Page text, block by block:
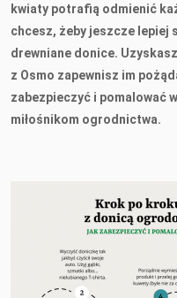
kwiaty potrafią odmienić
chcesz, żeby jeszcze lepiej
drewniane donice.
z Osmo zapewnisz im
zabezpieczyć i pomalować
miłośnikom ogrodnictwa.